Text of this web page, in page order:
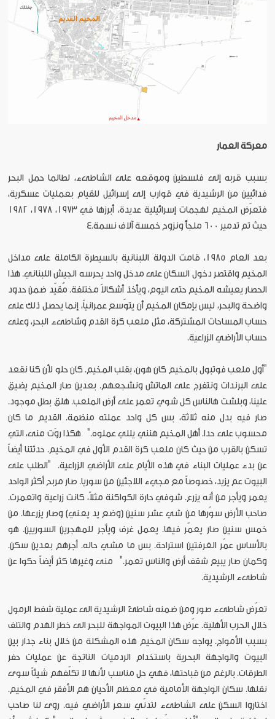
معركة العمار
بسبب قربه إلى فلسطين وموقعه على الشاطىء، لطالما حمل البحر
فدائيين من الرشيدية في قوارب إلى إسرائيل للقيام بعمليات عسكرية،
فتعرّض المخيم لهجمات إسرائيلية عديدة، أبرزها في 1973، 1978، 1982
حيث تم تدمير 600 ملجأً ونزوح خمسة آلاف نسمة.4
بعد العام 1985، قامت الدولة اللبنانية بالسيطرة الكاملة على مداخل
المخيم واقتصر دخول السكان على مدخل واحد يحرسه الجيش اللبناني. هذا
الحصار يعيشه المخيم حتى اليوم، ويأخذ أشكالاً مختلفة. مُقيّد ضمن حدود
واضحة والبحر، ليس بإمكان المخيم أن يتوّسع عمرانياً، إنما يحصل ذلك على
حساب المساحات المشتركة، مثل ملعب كرة القدم وشاطىء البحر، وعلى
حساب الأراضي الزراعية.
"أول ملعب فوتبول بالمخيم كان هون، بقلب المخيم. كان حلو لأن كنا نقعد
على البرندات ونتفرج على الماتش ونشجعهم. بعدين صار المخيم يضيق
علينا، وبلشت هالناس كل شوي تعمر على أرض الملعب. هلق بطل موجود.
صار فيه بدل منه ثلاثة، بس كل واحد عملته منظمة. القديم ما كان
محسوب على حدا. أهل المخيم هنني يللي عملوه." هكذا روَت منى، التي
تسكن بالقرب من حيث كان ملعب كرة القدم الأول في المخيم. حدثتنا أيضاً
عن بدء عمليات البناء في هذه الأيام على الأراضي الزراعية. "الطلب على
البيوت عم يزيد، خصوصاً مع مجيء اللاجئين من سوريا. صار مربح أكثر الواحد
يعمر ويأجر من أنه يزرع. شوفي حارة الكواكنة مثلاً، كانت زراعية واتعمرت.
صاحب الأرض سوّرها من شي عشر سنين (وضع يد يعني) وصار يزرعها. من
خمس سنين صار يعمّر فيها. يعمل غرف ويأجر للمهجرين السوريين. هو
بالأساس عمّر الغرفتين استراحة. بس ما مشي حاله. أجرهم بعدين سكن.
وكمان صار يبيع شقف أرض والناس تعمر." منى وغيرها كثر أيضاً حكوا عن
شاطىء الرشيدية.
تعرّض شاطىء صور ومن ضمنه شاطئ الرشيدية الى عملية شفط الرمول
خلال الحرب الأهلية. عرّض هذا البيوت المواجهة للبحر الى خطر الهدم والتلف
بسبب الأمواج. يواجه سكان المخيم هذه المشكلة من خلال بناء جدار بين
البيوت والواجهة البحرية باستخدام الردميات الناتجة عن عمليات حفر
الطرقات. بالرغم من قباحتها، فهي حل مناسب لأنها لا تكلّفهم شيئاً سوى
نقلها. سكان الواجهة الأمامية في معظم الأحيان هم الأفقر في المخيم.
اختاروا السكن على الشاطىء لتدنّي سعر الأراضي فيه. روى لنا صاحب